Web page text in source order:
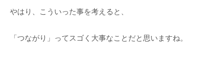
やはり、こういった事を考えると、
「つながり」ってスゴく大事なことだと思いますね。